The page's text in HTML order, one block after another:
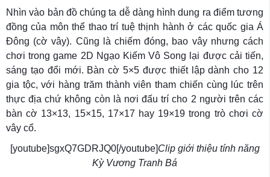
Nhìn vào bản đồ chúng ta dễ dàng hình dung ra điểm tương
đồng của môn thể thao trí tuệ thịnh hành ở các quốc gia Á
Đông (cờ vây). Cũng là chiếm đóng, bao vây nhưng cách
chơi trong game 2D Ngạo Kiếm Vô Song lại được cải tiến,
sáng tạo đổi mới. Bàn cờ 5×5 được thiết lập dành cho 12
gia tộc, với hàng trăm thành viên tham chiến cùng lúc trên
thực địa chứ không còn là nơi đấu trí cho 2 người trên các
bàn cờ 13×13, 15×15, 17×17 hay 19×19 trong trò chơi cờ
vây cổ.
[youtube]sgxQ7GDRJQ0[/youtube]Clip giới thiệu tính năng
Kỳ Vương Tranh Bá